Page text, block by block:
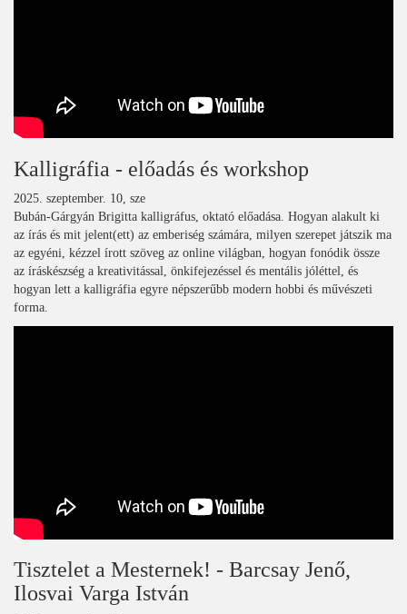
Kalligráfia - előadás és workshop
2025. szeptember. 10, sze
Bubán-Gárgyán Brigitta kalligráfus, oktató előadása. Hogyan alakult ki
az írás és mit jelent(ett) az emberiség számára, milyen szerepet játszik ma
az egyéni, kézzel írott szöveg az online világban, hogyan fonódik össze
az íráskészség a kreativitással, önkifejezéssel és mentális jóléttel, és
hogyan lett a kalligráfia egyre népszerűbb modern hobbi és művészeti
forma.
Tisztelet a Mesternek! - Barcsay Jenő,
Ilosvai Varga István